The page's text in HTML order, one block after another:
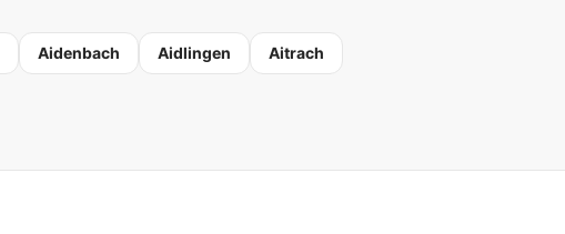
Aidenbach Aidlingen Aitrach